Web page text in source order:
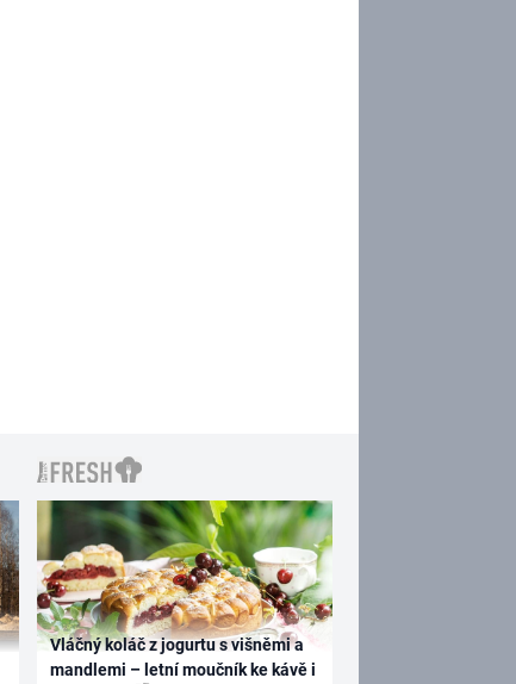
Vláčný koláč z jogurtu s višněmi a
mandlemi – letní moučník ke kávě i